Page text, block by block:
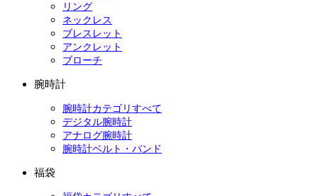
リング
ネックレス
ブレスレット
アンクレット
ブローチ
腕時計
腕時計カテゴリすべて
デジタル腕時計
アナログ腕時計
腕時計ベルト・バンド
福袋